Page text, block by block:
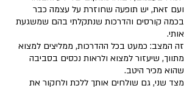
ועם זאת, יש תופעה שחוזרת על עצמה כבר
בכמה קורסים והדרכות שנתקלתי בהם שמשגעת
אותי.
זה המצב: כמעט בכל ההדרכות, ממליצים למצוא
מתווך, שיעזור למצוא ולראות נכסים בסביבה
שהוא מכיר היטב.
מצד שני, גם שולחים אותך ללכת ולחקור את